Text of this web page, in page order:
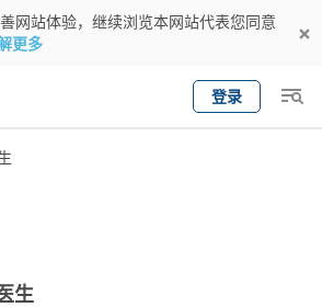
网站体验，继续浏览本网站代表您同意
更多
登录
生